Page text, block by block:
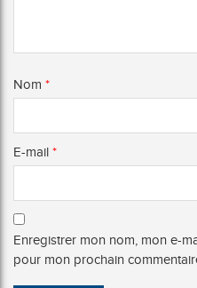
Nom *
E-mail *
Enregistrer mon nom, mon e-
pour mon prochain